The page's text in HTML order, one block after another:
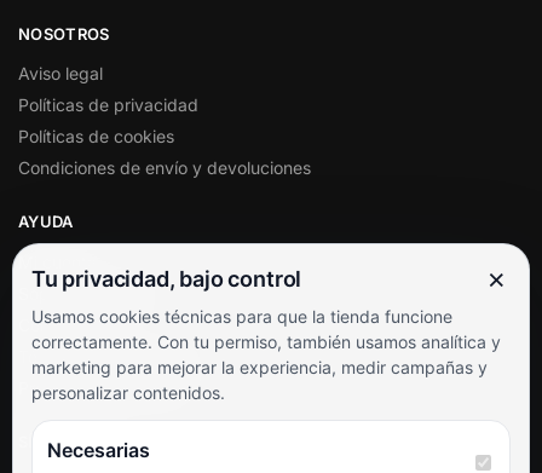
NOSOTROS
Aviso legal
Políticas de privacidad
Políticas de cookies
Condiciones de envío y devoluciones
AYUDA
Soporte al cliente
Contacto
Términos y condiciones
Preguntas frecuentes
SÍGUENOS
Tu privacidad, bajo control ×
Usamos cookies técnicas para que la tienda funcione
correctamente. Con tu permiso, también usamos analítica y
marketing para mejorar la experiencia, medir campañas y
personalizar contenidos.
Necesarias